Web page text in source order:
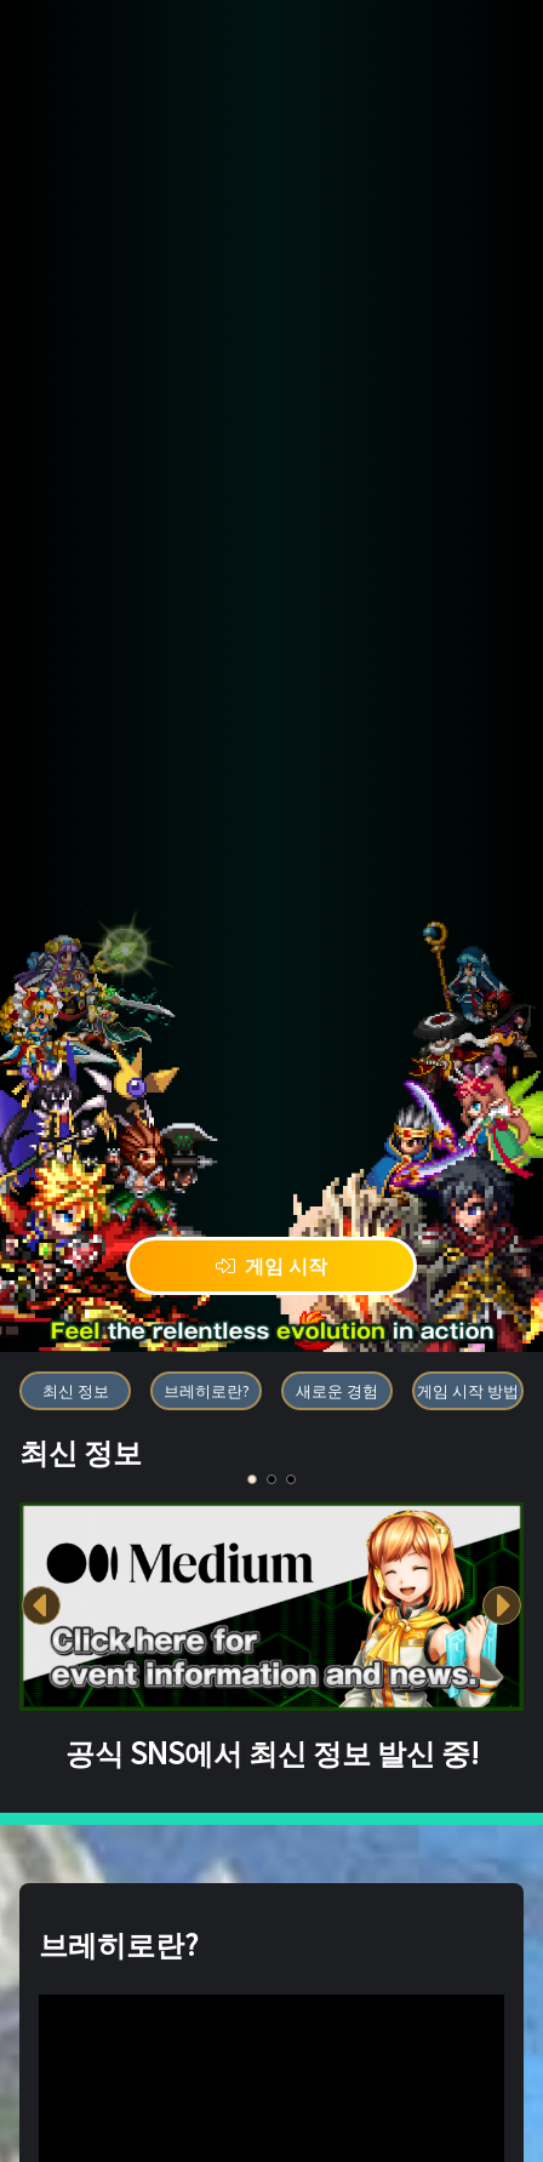
게임 시작
블록체인 게임 「BRAVE
최신 정보 브레히로란? 새로운 경험 게임 시작 방법
최신 정보
공식 SNS에서 최신 정보 발신 중!
브레히로란?